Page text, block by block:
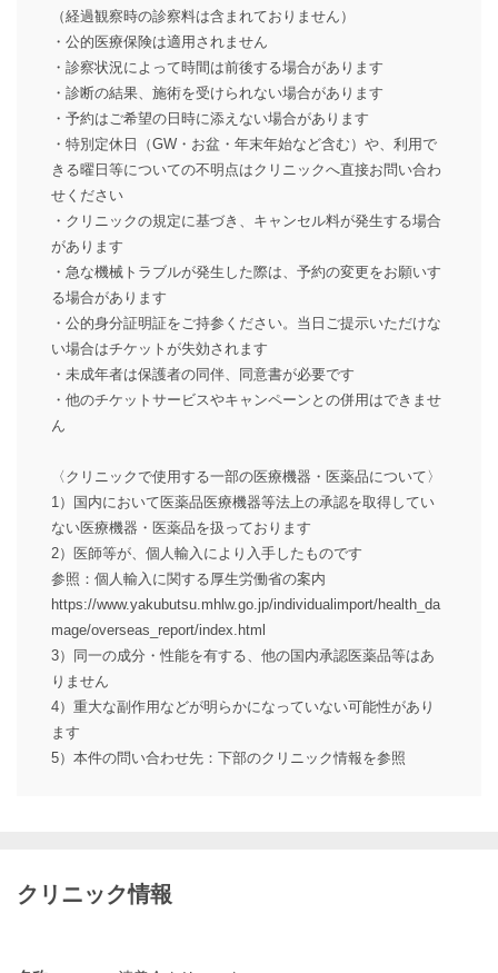
（経過観察時の診察料は含まれておりません）
・公的医療保険は適用されません
・診察状況によって時間は前後する場合があります
・診断の結果、施術を受けられない場合があります
・予約はご希望の日時に添えない場合があります
・特別定休日（GW・お盆・年末年始など含む）や、利用で
きる曜日等についての不明点はクリニックへ直接お問い合わ
せください
・クリニックの規定に基づき、キャンセル料が発生する場合
があります
・急な機械トラブルが発生した際は、予約の変更をお願いす
る場合があります
・公的身分証明証をご持参ください。当日ご提示いただけな
い場合はチケットが失効されます
・未成年者は保護者の同伴、同意書が必要です
・他のチケットサービスやキャンペーンとの併用はできませ
ん
〈クリニックで使用する一部の医療機器・医薬品について〉
1）国内において医薬品医療機器等法上の承認を取得してい
ない医療機器・医薬品を扱っております
2）医師等が、個人輸入により入手したものです
参照：個人輸入に関する厚生労働省の案内
https://www.yakubutsu.mhlw.go.jp/individualimport/health_da
mage/overseas_report/index.html
3）同一の成分・性能を有する、他の国内承認医薬品等はあ
りません
4）重大な副作用などが明らかになっていない可能性があり
ます
5）本件の問い合わせ先：下部のクリニック情報を参照
クリニック情報